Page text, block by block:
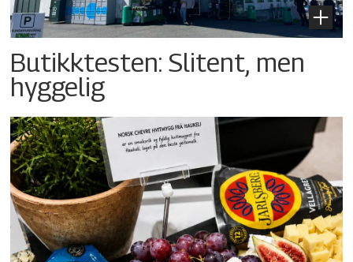
Butikktesten: Slitent, men
hyggelig